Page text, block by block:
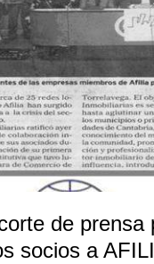
de prensa
socios a